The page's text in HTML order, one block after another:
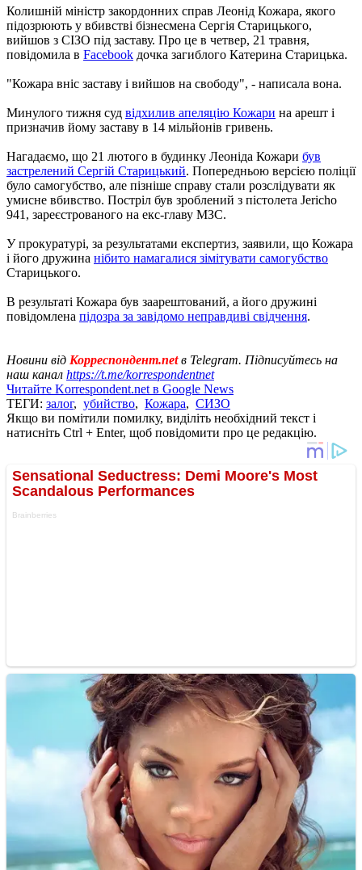
Колишній міністр закордонних справ Леонід Кожара, якого
підозрюють у вбивстві бізнесмена Сергія Старицького,
вийшов з СІЗО під заставу. Про це в четвер, 21 травня,
повідомила в Facebook дочка загиблого Катерина Старицька.
"Кожара вніс заставу і вийшов на свободу", - написала вона.
Минулого тижня суд відхилив апеляцію Кожари на арешт і
призначив йому заставу в 14 мільйонів гривень.
Нагадаємо, що 21 лютого в будинку Леоніда Кожари був
застрелений Сергій Старицький. Попередньою версією поліції
було самогубство, але пізніше справу стали розслідувати як
умисне вбивство. Постріл був зроблений з пістолета Jericho
941, зареєстрованого на екс-главу МЗС.
У прокуратурі, за результатами експертиз, заявили, що Кожара
і його дружина нібито намагалися зімітувати самогубство
Старицького.
В результаті Кожара був заарештований, а його дружині
повідомлена підозра за завідомо неправдиві свідчення.
Новини від Корреспондент.netв Telegram. Підписуйтесь на
наш канал https://t.me/korrespondentnet
Читайте Korrespondent.net в Google News
ТЕГИ: залог, убийство, Кожара, СИЗО
Якщо ви помітили помилку, виділіть необхідний текст і
натисніть Ctrl + Enter, щоб повідомити про це редакцію.